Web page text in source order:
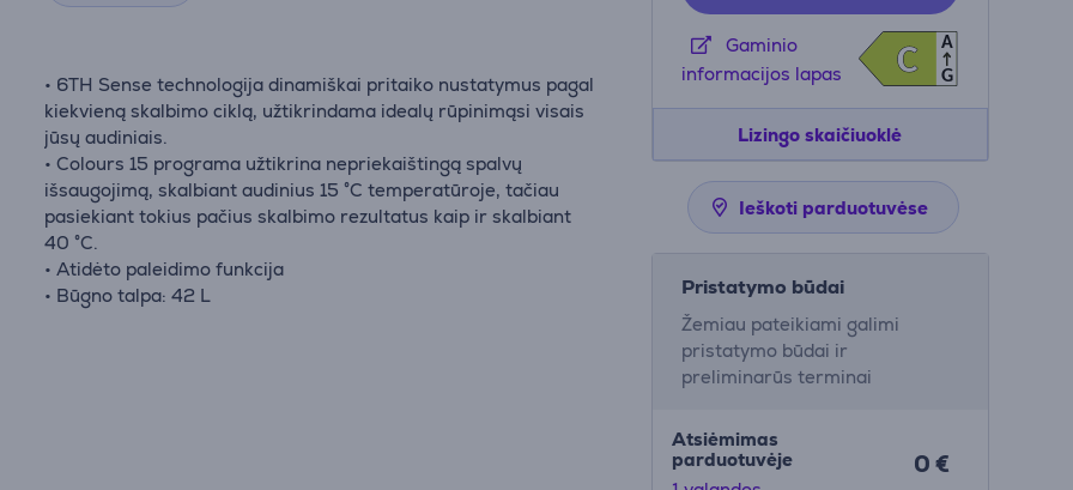
• 6TH Sense technologija dinamiškai pritaiko nustatymus pagal
kiekvieną skalbimo ciklą, užtikrindama idealų rūpinimąsi visais
jūsų audiniais.
• Colours 15 programa užtikrina nepriekaištingą spalvų
išsaugojimą, skalbiant audinius 15 °C temperatūroje, tačiau
pasiekiant tokius pačius skalbimo rezultatus kaip ir skalbiant
40 °C.
• Atidėto paleidimo funkcija
• Būgno talpa: 42 L
Gaminio
informacijos lapas
C
C A
G
Lizingo skaičiuoklė
Ieškoti parduotuvėse
Pristatymo būdai
Žemiau pateikiami galimi
pristatymo būdai ir
preliminarūs terminai
Atsiėmimas
parduotuvėje
0 €